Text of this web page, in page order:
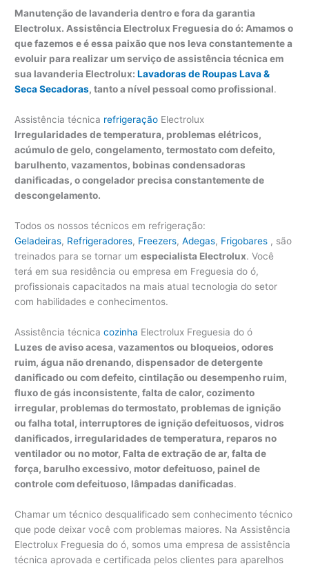
Manutenção de lavanderia dentro e fora da garantia
Electrolux. Assistência Electrolux Freguesia do ó: Amamos o
que fazemos e é essa paixão que nos leva constantemente a
evoluir para realizar um serviço de assistência técnica em
sua lavanderia Electrolux:Lavadoras de RoupasLava &
SecaSecadoras, tanto a nível pessoal como profissional.
Assistência técnica refrigeração Electrolux
Irregularidades de temperatura, problemas elétricos,
acúmulo de gelo, congelamento, termostato com defeito,
barulhento, vazamentos, bobinas condensadoras
danificadas, o congelador precisa constantemente de
descongelamento.
Todos os nossos técnicos em refrigeração:
Geladeiras, Refrigeradores, Freezers,Adegas, Frigobares , são
treinados para se tornar umespecialista Electrolux. Você
terá em sua residência ou empresa em Freguesia do ó,
profissionais capacitados na mais atual tecnologia do setor
com habilidades e conhecimentos.
Assistência técnicacozinha Electrolux Freguesia do ó
Luzes de aviso acesa, vazamentos ou bloqueios, odores
ruim, água não drenando, dispensador de detergente
danificado ou com defeito, cintilação ou desempenho ruim,
fluxo de gás inconsistente, falta de calor, cozimento
irregular, problemas do termostato, problemas de ignição
ou falha total, interruptores de ignição defeituosos, vidros
danificados, irregularidades de temperatura, reparos no
ventilador ou no motor, Falta de extração de ar, falta de
força, barulho excessivo, motor defeituoso, painel de
controle com defeituoso, lâmpadas danificadas.
Chamar um técnico desqualificado sem conhecimento técnico
que pode deixar você com problemas maiores. Na Assistência
Electrolux Freguesia do ó, somos uma empresa de assistência
técnica aprovada e certificada pelos clientes para aparelhos